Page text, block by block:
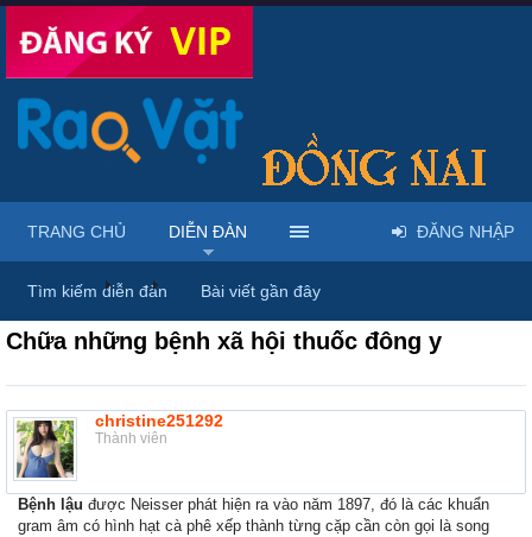
Diễn đàn ... Dược phẩm, y tế & sách báo
Chữa những bệnh xã hội thuốc đông y
christine251292
Thành viên
Bệnh lậu được Neisser phát hiện ra vào năm 1897, đó là các khuẩn
gram âm có hình hạt cà phê xếp thành từng cặp cần còn gọi là song
TRANG CHỦ DIỄN ĐÀN
Tìm kiếm diễn đàn Bài viết gần đây
ĐĂNG NHẬP